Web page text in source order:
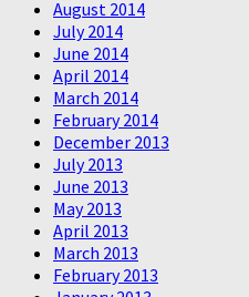
August 2014
July 2014
June 2014
April 2014
March 2014
February 2014
December 2013
July 2013
June 2013
May 2013
April 2013
March 2013
February 2013